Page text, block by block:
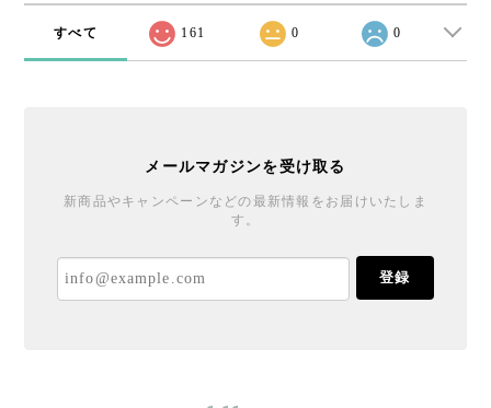
すべて 161 0 0
メールマガジンを受け取る
新商品やキャンペーンなどの最新情報をお届けいたしま
す。
登録